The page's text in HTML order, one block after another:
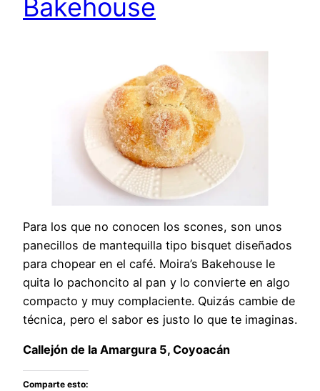
Bakehouse
Para los que no conocen los scones, son unos
panecillos de mantequilla tipo bisquet diseñados
para chopear en el café. Moira’s Bakehouse le
quita lo pachoncito al pan y lo convierte en algo
compacto y muy complaciente. Quizás cambie de
técnica, pero el sabor es justo lo que te imaginas.
Callejón de la Amargura 5, Coyoacán
Comparte esto: